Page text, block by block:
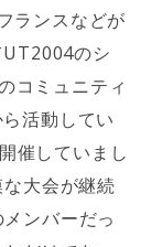
ランスなどが
のシ
コミュニティ
活動してい
催していまし
大会が継続
ンバーだっ